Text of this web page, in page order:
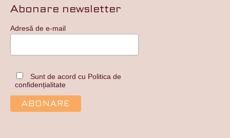
Abonare newsletter
Adresă de e-mail
Sunt de acord cu Politica de
confidențialitate